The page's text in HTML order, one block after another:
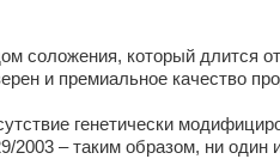
соложения, который длится
и премиальное качество
генетически
– таким образом, ни один